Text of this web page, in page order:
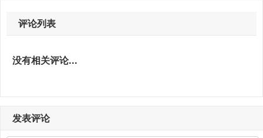
评论列表
没有相关评论...
发表评论